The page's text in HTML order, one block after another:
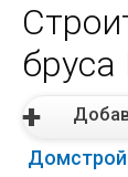
бруса
Домстрой